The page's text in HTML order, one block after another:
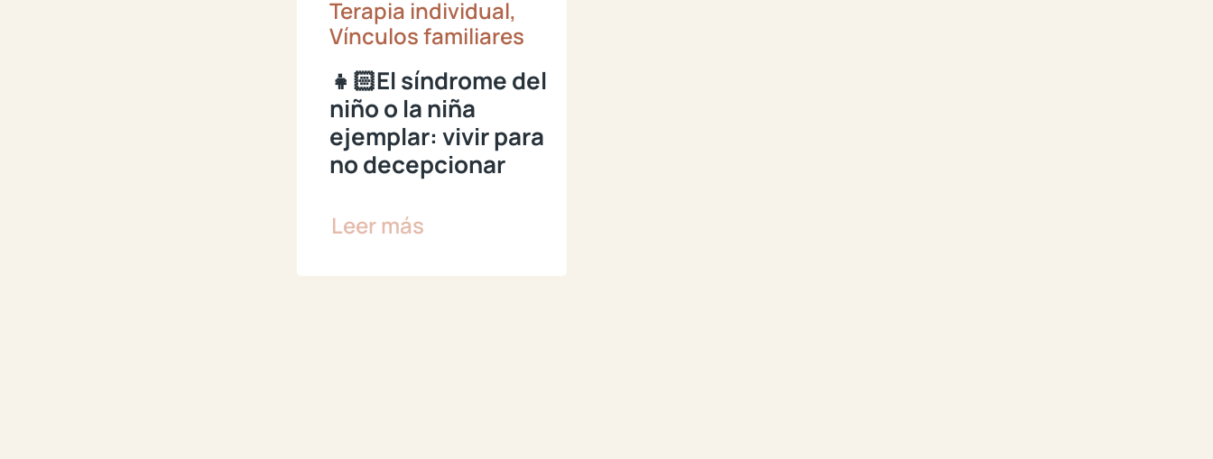
Terapia individual,
Vínculos familiares
👧🏻El síndrome del
niño o la niña
ejemplar: vivir para
no decepcionar
Leer más